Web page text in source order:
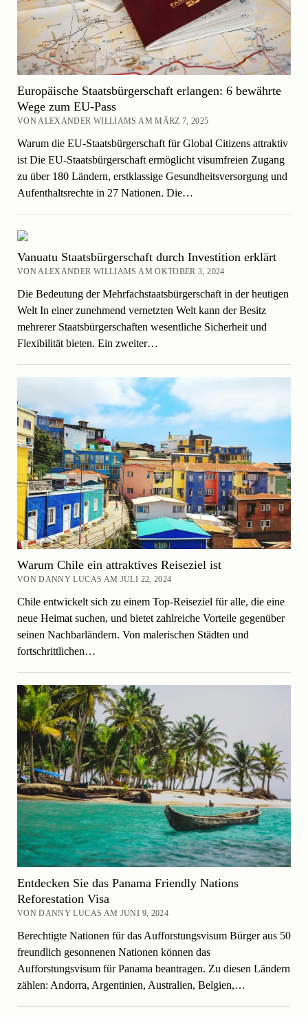
Europäische Staatsbürgerschaft erlangen: 6 bewährte
Wege zum EU-Pass
VON ALEXANDER WILLIAMS AM MÄRZ 7, 2025
Warum die EU-Staatsbürgerschaft für Global Citizens attraktiv
ist Die EU-Staatsbürgerschaft ermöglicht visumfreien Zugang
zu über 180 Ländern, erstklassige Gesundheitsversorgung und
Aufenthaltsrechte in 27 Nationen. Die…
Vanuatu Staatsbürgerschaft durch Investition erklärt
VON ALEXANDER WILLIAMS AM OKTOBER 3, 2024
Die Bedeutung der Mehrfachstaatsbürgerschaft in der heutigen
Welt In einer zunehmend vernetzten Welt kann der Besitz
mehrerer Staatsbürgerschaften wesentliche Sicherheit und
Flexibilität bieten. Ein zweiter…
Warum Chile ein attraktives Reiseziel ist
VON DANNY LUCAS AM JULI 22, 2024
Chile entwickelt sich zu einem Top-Reiseziel für alle, die eine
neue Heimat suchen, und bietet zahlreiche Vorteile gegenüber
seinen Nachbarländern. Von malerischen Städten und
fortschrittlichen…
Entdecken Sie das Panama Friendly Nations
Reforestation Visa
VON DANNY LUCAS AM JUNI 9, 2024
Berechtigte Nationen für das Aufforstungsvisum Bürger aus 50
freundlich gesonnenen Nationen können das
Aufforstungsvisum für Panama beantragen. Zu diesen Ländern
zählen: Andorra, Argentinien, Australien, Belgien,…